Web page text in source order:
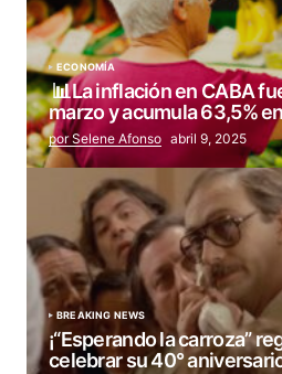
ECONOMÍA
📊La inflación en CABA
marzo y acumula 63,5%
por Selene Afonso abril 9, 2025
BREAKING NEWS
¡“Esperando la carroza”
celebrar su 40°